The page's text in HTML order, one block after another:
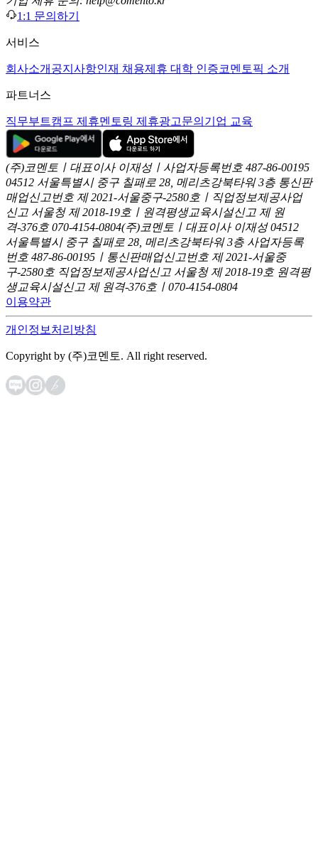
1:1 문의하기
서비스
회사소개 공지사항인재 채용제휴 대학 인증코멘토픽 소개
파트너스
직무부트캠프 제휴멘토링 제휴광고문의 기업 교육
(주)코멘토ㅣ대표이사 이재성ㅣ사업자등록번호 487-86-00195
04512 서울특별시 중구 칠패로 28, 메리츠강북타워 3층 통신판
매업신고번호 제 2021-서울중구-2580호ㅣ직업정보제공사업
신고 서울청 제 2018-19호ㅣ원격평생교육시설신고 제 원
격-376호 070-4154-0804(주)코멘토ㅣ대표이사 이재성 04512
서울특별시 중구 칠패로 28, 메리츠강북타워 3층 사업자등록
번호 487-86-00195ㅣ통신판매업신고번호 제 2021-서울중
구-2580호 직업정보제공사업신고 서울청 제 2018-19호 원격평
생교육시설신고 제 원격-376호ㅣ070-4154-0804
이용약관
개인정보처리방침
Copyright by (주)코멘토. All right reserved.